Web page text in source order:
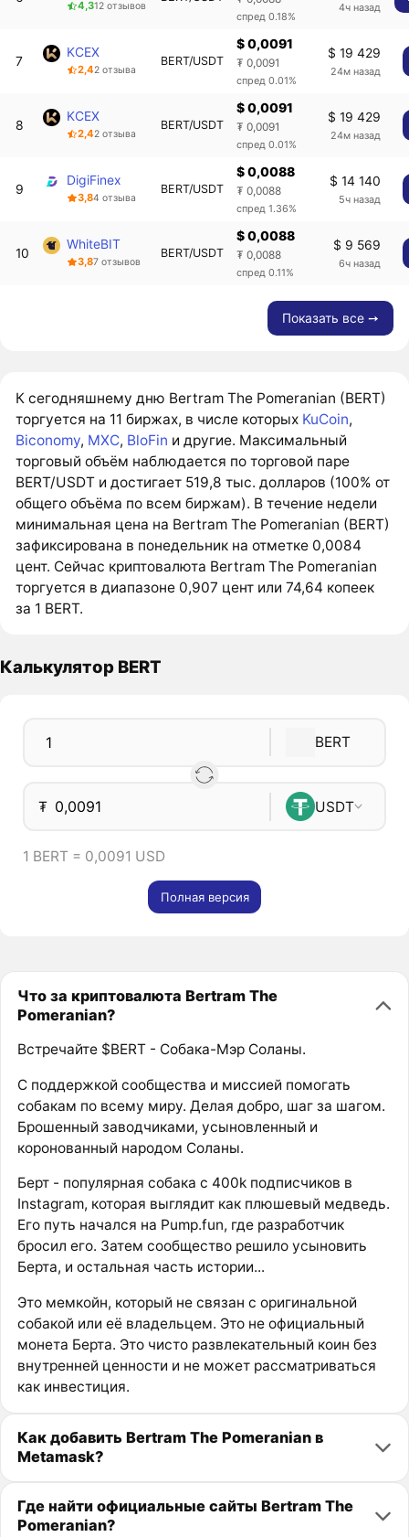
4,312 отзывов
спред 0.18%
4ч назад
7
KCEX
2,42 отзыва
BERT/USDT
$ 0,0091
₮ 0,0091
спред 0.01%
$ 19 429
24м назад
8
KCEX
2,42 отзыва
BERT/USDT
$ 0,0091
₮ 0,0091
спред 0.01%
$ 19 429
24м назад
9
DigiFinex
3,84 отзыва
BERT/USDT
$ 0,0088
₮ 0,0088
спред 1.36%
$ 14 140
5ч назад
10
WhiteBIT
3,87 отзывов
BERT/USDT
$ 0,0088
₮ 0,0088
спред 0.11%
$ 9 569
6ч назад
Показать все ➙
К сегодняшнему дню Bertram The Pomeranian (BERT)
торгуется на 11 биржах, в числе которых KuCoin,
Biconomy, MXC, BloFin и другие. Максимальный
торговый объём наблюдается по торговой паре
BERT/USDT и достигает 519,8 тыс. долларов (100% от
общего объёма по всем биржам). В течение недели
минимальная цена на Bertram The Pomeranian (BERT)
зафиксирована в понедельник на отметке 0,0084
цент. Сейчас криптовалюта Bertram The Pomeranian
торгуется в диапазоне 0,907 цент или 74,64 копеек
за 1 BERT.
Калькулятор BERT
BERT
₮ USDT
1 BERT = 0,0091 USD
Полная версия
Что за криптовалюта Bertram The
Pomeranian?
Встречайте $BERT - Собака-Мэр Соланы.
С поддержкой сообщества и миссией помогать
собакам по всему миру. Делая добро, шаг за шагом.
Брошенный заводчиками, усыновленный и
коронованный народом Соланы.
Берт - популярная собака с 400k подписчиков в
Instagram, которая выглядит как плюшевый медведь.
Его путь начался на Pump.fun, где разработчик
бросил его. Затем сообщество решило усыновить
Берта, и остальная часть истории...
Это мемкойн, который не связан с оригинальной
собакой или её владельцем. Это не официальный
монета Берта. Это чисто развлекательный коин без
внутренней ценности и не может рассматриваться
как инвестиция.
Как добавить Bertram The Pomeranian в
Metamask?
Где найти официальные сайты Bertram The
Pomeranian?